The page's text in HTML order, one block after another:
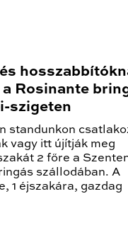
Rosinante
szigeten
standunkon
vagy itt újítják meg
2 főre a
szállodában. A
1 éjszakára, gazdag